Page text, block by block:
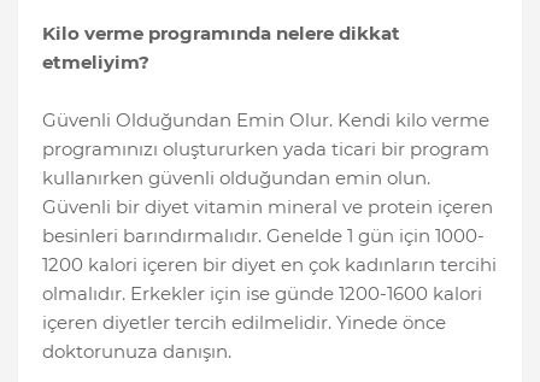
Kilo verme programında nelere dikkat
etmeliyim?
Güvenli Olduğundan Emin Olur. Kendi kilo verme
programınızı oluştururken yada ticari bir program
kullanırken güvenli olduğundan emin olun.
Güvenli bir diyet vitamin mineral ve protein içeren
besinleri barındırmalıdır. Genelde 1 gün için 1000-
1200 kalori içeren bir diyet en çok kadınların tercihi
olmalıdır. Erkekler için ise günde 1200-1600 kalori
içeren diyetler tercih edilmelidir. Yinede önce
doktorunuza danışın.